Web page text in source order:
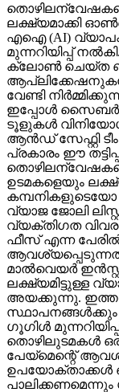
ലക്ഷ്യമാക്കി
എഐ (AI)
മുന്നറിയിപ്പ്
ക്ലോണ്‍ ചെയ്ത
വേണ്ടി
ഇപ്പോള്‍ സൈബര്‍
ടൂളുകള്‍
ആന്‍ഡ് സേഫ്റ്റി ടീം
പ്രകാരം ഈ
ഉടമകളെയും
വ്യാജ ജോലി
വ്യക്തിഗത
ഫീസ് എന്ന
മാല്‍വെയര്‍
ലക്ഷ്യമിട്ടുള്ള
അയക്കുന്നു.
ഗൂഗിള്‍
തൊഴിലുടമകള്‍
പേയ്‌മെന്റെ്